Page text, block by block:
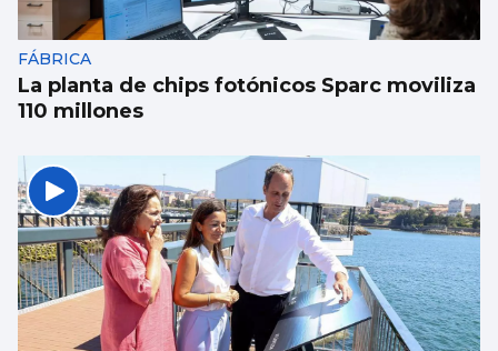
FÁBRICA
La planta de chips fotónicos Sparc moviliza
110 millones